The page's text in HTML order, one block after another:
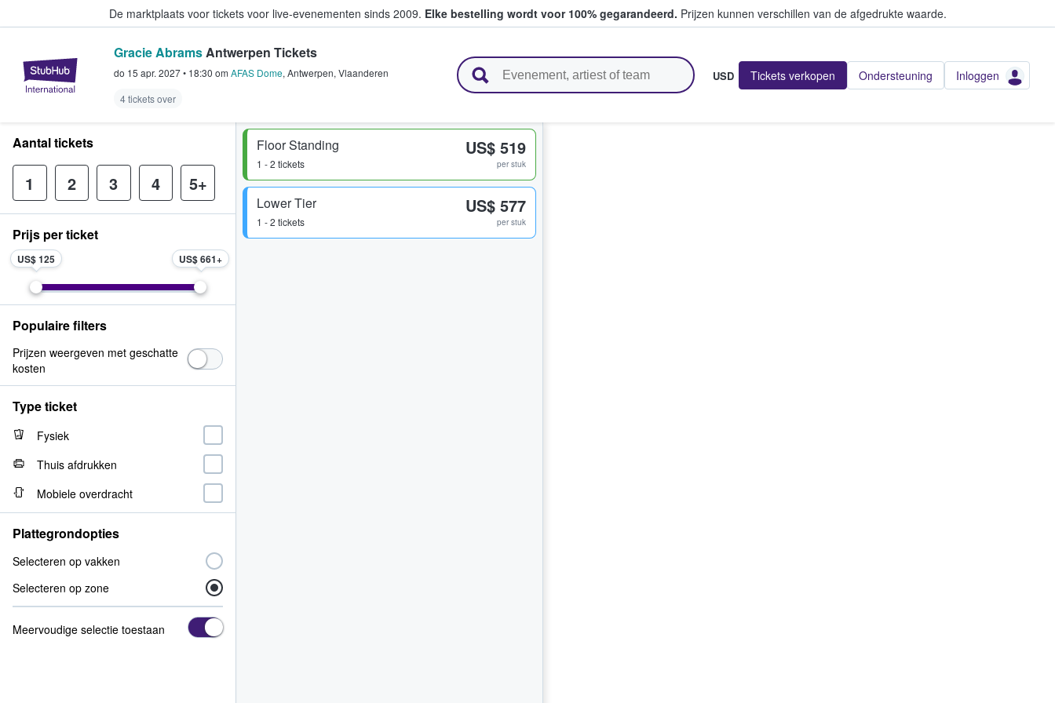
De marktplaats voor tickets voor live-evenementen sinds 2009. Elke bestelling wordt voor 100% gegarandeerd. Prijzen kunnen verschillen van de afgedrukte waarde.
StubHub: waar fans tickets kopen en verkopen
Gracie AbramsAntwerpen Tickets
do 15 apr. 2027• 18:30 om AFAS Dome, Antwerpen, Vlaanderen
4 tickets over
USD Tickets verkopen Ondersteuning Inloggen
Floor Standing
1 - 2 tickets
US$ 519
per stuk
Lower Tier
1 - 2 tickets
US$ 577
per stuk
Aantal tickets
1 2 3 4 5+
Prijs per ticket
US$ 125 US$ 661
Populaire filters
Prijzen weergeven met geschatte
kosten
Type ticket
Fysiek
Thuis afdrukken
Mobiele overdracht
Plattegrondopties
Selecteren op vakken
Selecteren op zone
Meervoudige selectie toestaan